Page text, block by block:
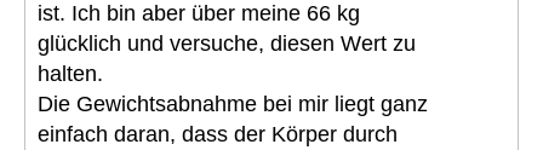
ist. Ich bin aber über meine 66 kg
glücklich und versuche, diesen Wert zu
halten.
Die Gewichtsabnahme bei mir liegt ganz
einfach daran, dass der Körper durch